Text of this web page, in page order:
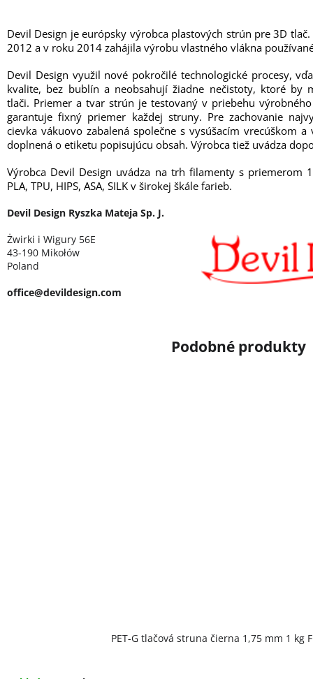
PET-G tlačová struna čierna 1,75 mm 1 kg
Devil Design je európsky výrobca plastových strún pre 3D
2012 a v roku 2014 zahájila výrobu vlastného vlákna
Devil Design využil nové pokročilé technologické procesy,
kvalite, bez bublín a neobsahují žiadne nečistoty, ktoré by
tlači. Priemer a tvar strún je testovaný v priebehu
garantuje fixný priemer každej struny. Pre zachovanie
cievka vákuovo zabalená společne s vysúšacím vrecúškom
doplnená o etiketu popisujúcu obsah. Výrobca tiež uvádza
Výrobca Devil Design uvádza na trh filamenty s priemerom
PLA, TPU, HIPS, ASA, SILK v širokej škále farieb.
Devil Design Ryszka Mateja Sp. J.
Żwirki i Wigury 56E
43-190 Mikołów
Poland
office@devildesign.com